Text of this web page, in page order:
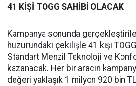
41 KİŞİ TOGG SAHİBİ OLACAK
Kampanya sonunda
huzurundaki çekilişle 41 kişi
Standart Menzil Teknoloji ve
kazanacak. Her bir aracın
değeri yaklaşık 1 milyon 920 bin